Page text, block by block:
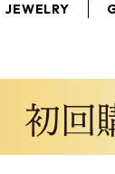
JEWELRY